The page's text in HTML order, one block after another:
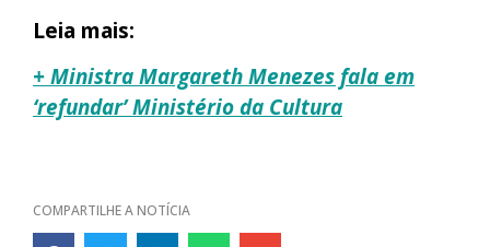
Leia mais:
+ Ministra Margareth Menezes fala em
‘refundar’ Ministério da Cultura
COMPARTILHE A NOTÍCIA